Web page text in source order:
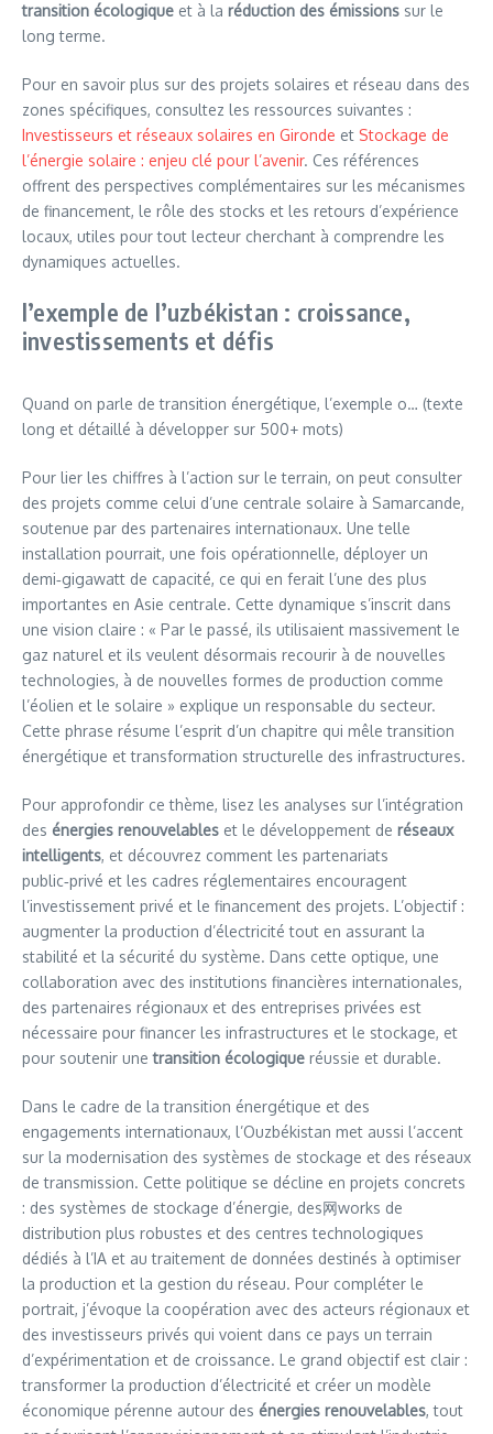
transition écologique et à la réduction des émissions sur le
long terme.
Pour en savoir plus sur des projets solaires et réseau dans des
zones spécifiques, consultez les ressources suivantes :
Investisseurs et réseaux solaires en Gironde et Stockage de
l’énergie solaire : enjeu clé pour l’avenir. Ces références
offrent des perspectives complémentaires sur les mécanismes
de financement, le rôle des stocks et les retours d’expérience
locaux, utiles pour tout lecteur cherchant à comprendre les
dynamiques actuelles.
l’exemple de l’uzbékistan : croissance,
investissements et défis
Quand on parle de transition énergétique, l’exemple o… (texte
long et détaillé à développer sur 500+ mots)
Pour lier les chiffres à l’action sur le terrain, on peut consulter
des projets comme celui d’une centrale solaire à Samarcande,
soutenue par des partenaires internationaux. Une telle
installation pourrait, une fois opérationnelle, déployer un
demi‑gigawatt de capacité, ce qui en ferait l’une des plus
importantes en Asie centrale. Cette dynamique s’inscrit dans
une vision claire : « Par le passé, ils utilisaient massivement le
gaz naturel et ils veulent désormais recourir à de nouvelles
technologies, à de nouvelles formes de production comme
l’éolien et le solaire » explique un responsable du secteur.
Cette phrase résume l’esprit d’un chapitre qui mêle transition
énergétique et transformation structurelle des infrastructures.
Pour approfondir ce thème, lisez les analyses sur l’intégration
des énergies renouvelables et le développement de réseaux
intelligents, et découvrez comment les partenariats
public‑privé et les cadres réglementaires encouragent
l’investissement privé et le financement des projets. L’objectif :
augmenter la production d’électricité tout en assurant la
stabilité et la sécurité du système. Dans cette optique, une
collaboration avec des institutions financières internationales,
des partenaires régionaux et des entreprises privées est
nécessaire pour financer les infrastructures et le stockage, et
pour soutenir unetransition écologique réussie et durable.
Dans le cadre de la transition énergétique et des
engagements internationaux, l’Ouzbékistan met aussi l’accent
sur la modernisation des systèmes de stockage et des réseaux
de transmission. Cette politique se décline en projets concrets
: des systèmes de stockage d’énergie, des网works de
distribution plus robustes et des centres technologiques
dédiés à l’IA et au traitement de données destinés à optimiser
la production et la gestion du réseau. Pour compléter le
portrait, j’évoque la coopération avec des acteurs régionaux et
des investisseurs privés qui voient dans ce pays un terrain
d’expérimentation et de croissance. Le grand objectif est clair :
transformer la production d’électricité et créer un modèle
économique pérenne autour des énergies renouvelables, tout